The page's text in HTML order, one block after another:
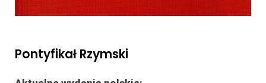
Pontyfikał Rzymski